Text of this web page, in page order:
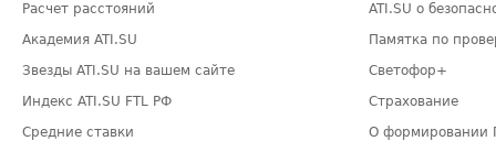
Расчет расстояний
Академия ATI.SU
Звезды ATI.SU на вашем сайте
Индекс ATI.SU FTL РФ
Средние ставки
ATI.SU о
Памятка по
Светофор+
Страхование
О формировании